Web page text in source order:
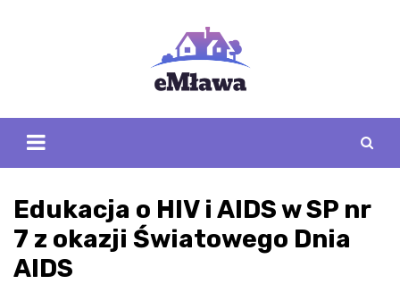
Edukacja o HIV i AIDS w SP nr
7 z okazji Światowego Dnia
AIDS